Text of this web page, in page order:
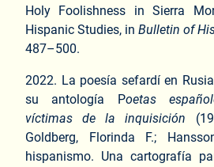
Holy Foolishness in Sierra
Hispanic Studies, in Bulletin of
487–500.
2022. La poesía sefardí en
su antología Poetas
víctimas de la inquisición
Goldberg, Florinda F.;
hispanismo. Una cartografía